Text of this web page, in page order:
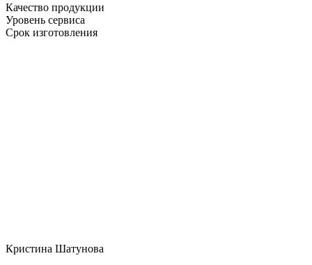
Качество продукции
Уровень сервиса
Срок изготовления
Кристина Шатунова